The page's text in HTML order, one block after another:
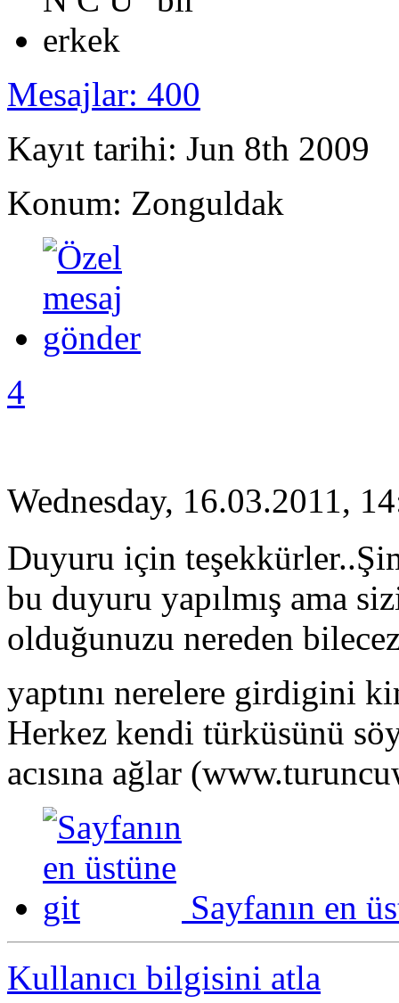
Mesajlar: 400
Kayıt tarihi: Jun 8th 2009
Konum: Zonguldak
4
Wednesday, 16.03.2011,
Duyuru için
bu duyuru yapılmış ama
olduğunuzu nereden
yaptını nerelere girdigini
Herkez kendi türküsünü
acısına ağlar
Sayfanın en
Kullanıcı bilgisini atla